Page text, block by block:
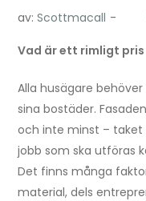
av:Scottmacall
Vad är ett rimligt
Alla husägare
sina bostäder.
och inte minst – taket
jobb som ska utföras
Det finns många
material, dels